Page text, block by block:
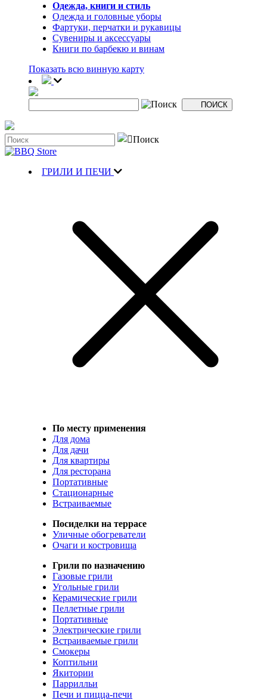
Одежда, книги и стиль
Одежда и головные уборы
Фартуки, перчатки и рукавицы
Сувениры и аксессуары
Книги по барбекю и винам
Показать всю винную карту
ГРИЛИ И ПЕЧИ
По месту применения
Для дома
Для дачи
Для квартиры
Для ресторана
Портативные
Стационарные
Встраиваемые
Посиделки на террасе
Уличные обогреватели
Очаги и костровища
Грили по назначению
Газовые грили
Угольные грили
Керамические грили
Пеллетные грили
Портативные
Электрические грили
Встраиваемые грили
Смокеры
Коптильни
Якитории
Паррилльи
Печи и пицца-печи